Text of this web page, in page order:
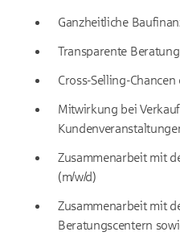
Ganzheitliche
Transparente
Cross-Selling-
Mitwirkung bei
Zusammenarbeit mit
(m/w/d)
Zusammenarbeit mit
Beratungscentern